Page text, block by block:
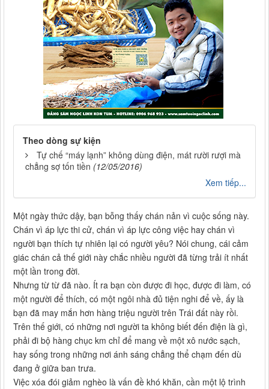
Theo dòng sự kiện
Tự chế “máy lạnh” không dùng điện, mát rười rượi mà
chẳng sợ tốn tiền (12/05/2016)
Xem tiếp...
Một ngày thức dậy, bạn bỗng thấy chán nản vì cuộc sống này.
Chán vì áp lực thi cử, chán vì áp lực công việc hay chán vì
người bạn thích tự nhiên lại có người yêu? Nói chung, cái cảm
giác chán cả thế giới này chắc nhiều người đã từng trải ít nhất
một lần trong đời.
Nhưng từ từ đã nào. Ít ra bạn còn được đi học, được đi làm, có
một người để thích, có một ngôi nhà đủ tiện nghi để về, ấy là
bạn đã may mắn hơn hàng triệu người trên Trái đất này rồi.
Trên thế giới, có những nơi người ta không biết đến điện là gì,
phải đi bộ hàng chục km chỉ để mang về một xô nước sạch,
hay sống trong những nơi ánh sáng chẳng thể chạm đến dù
đang ở giữa ban trưa.
Việc xóa đói giảm nghèo là vấn đề khó khăn, cần một lộ trình